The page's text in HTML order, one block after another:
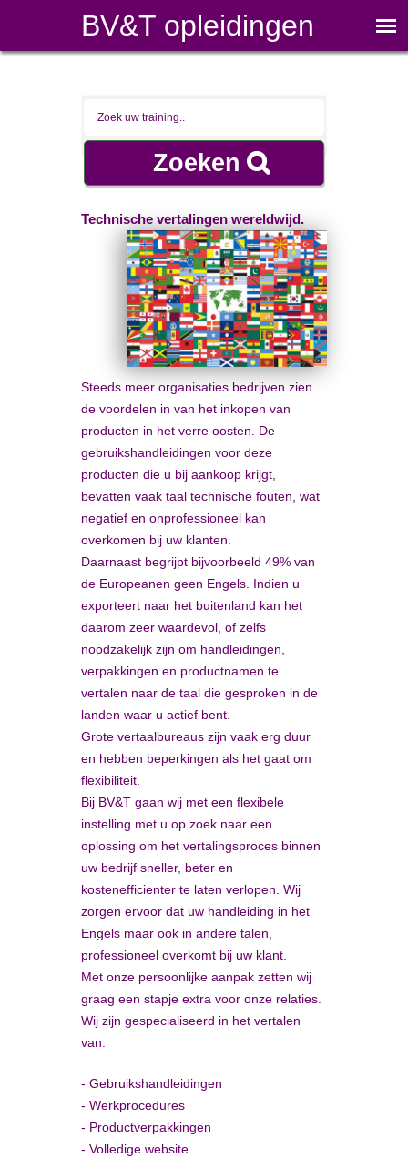
BV&T opleidingen
Technische vertalingen wereldwijd.
Steeds meer organisaties bedrijven zien
de voordelen in van het inkopen van
producten in het verre oosten. De
gebruikshandleidingen voor deze
producten die u bij aankoop krijgt,
bevatten vaak taal technische fouten, wat
negatief en onprofessioneel kan
overkomen bij uw klanten.
Daarnaast begrijpt bijvoorbeeld 49% van
de Europeanen geen Engels. Indien u
exporteert naar het buitenland kan het
daarom zeer waardevol, of zelfs
noodzakelijk zijn om handleidingen,
verpakkingen en productnamen te
vertalen naar de taal die gesproken in de
landen waar u actief bent.
Grote vertaalbureaus zijn vaak erg duur
en hebben beperkingen als het gaat om
flexibiliteit.
Bij BV&T gaan wij met een flexibele
instelling met u op zoek naar een
oplossing om het vertalingsproces binnen
uw bedrijf sneller, beter en
kostenefficienter te laten verlopen. Wij
zorgen ervoor dat uw handleiding in het
Engels maar ook in andere talen,
professioneel overkomt bij uw klant.
Met onze persoonlijke aanpak zetten wij
graag een stapje extra voor onze relaties.
Wij zijn gespecialiseerd in het vertalen
van:
- Gebruikshandleidingen
- Werkprocedures
- Productverpakkingen
- Volledige website